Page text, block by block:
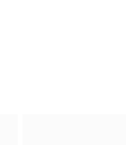
走进心动小屋，见证单